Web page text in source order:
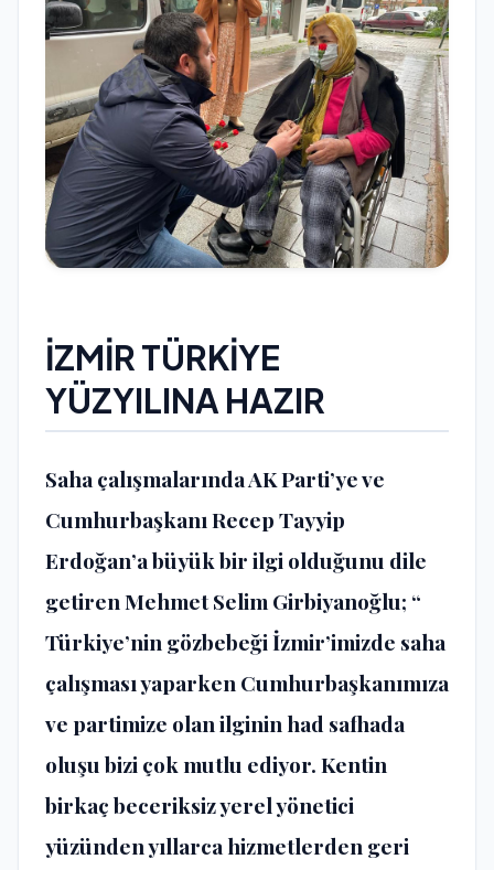
İZMİR TÜRKİYE
YÜZYILINA HAZIR
Saha çalışmalarında AK Parti’ye ve
Cumhurbaşkanı Recep Tayyip
Erdoğan’a büyük bir ilgi olduğunu dile
getiren Mehmet Selim Girbiyanoğlu; “
Türkiye’nin gözbebeği İzmir’imizde saha
çalışması yaparken Cumhurbaşkanımıza
ve partimize olan ilginin had safhada
oluşu bizi çok mutlu ediyor. Kentin
birkaç beceriksiz yerel yönetici
yüzünden yıllarca hizmetlerden geri